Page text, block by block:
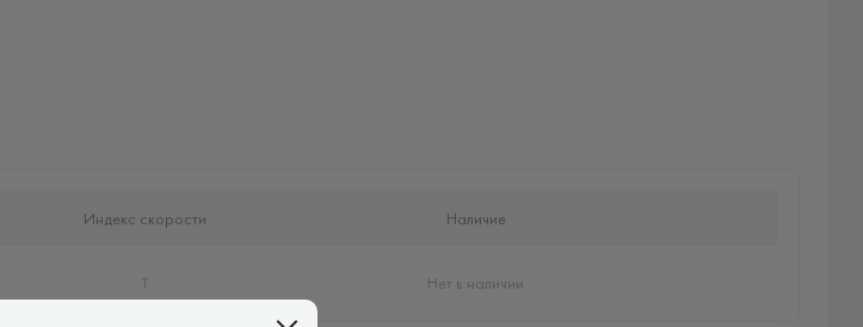
Индекс скорости Наличие
T Нет в наличии